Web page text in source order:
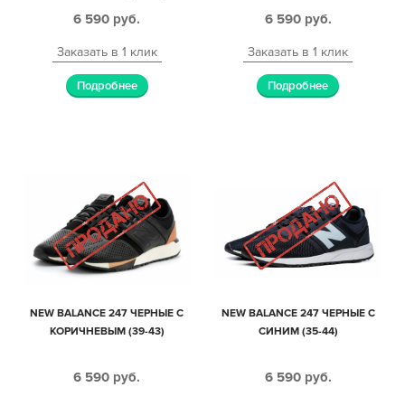
6 590 руб.
Заказать в 1 клик
Подробнее
6 590 руб.
Заказать в 1 клик
Подробнее
NEW BALANCE 247 ЧЕРНЫЕ С
КОРИЧНЕВЫМ (39-43)
6 590 руб.
NEW BALANCE 247 ЧЕРНЫЕ С
СИНИМ (35-44)
6 590 руб.